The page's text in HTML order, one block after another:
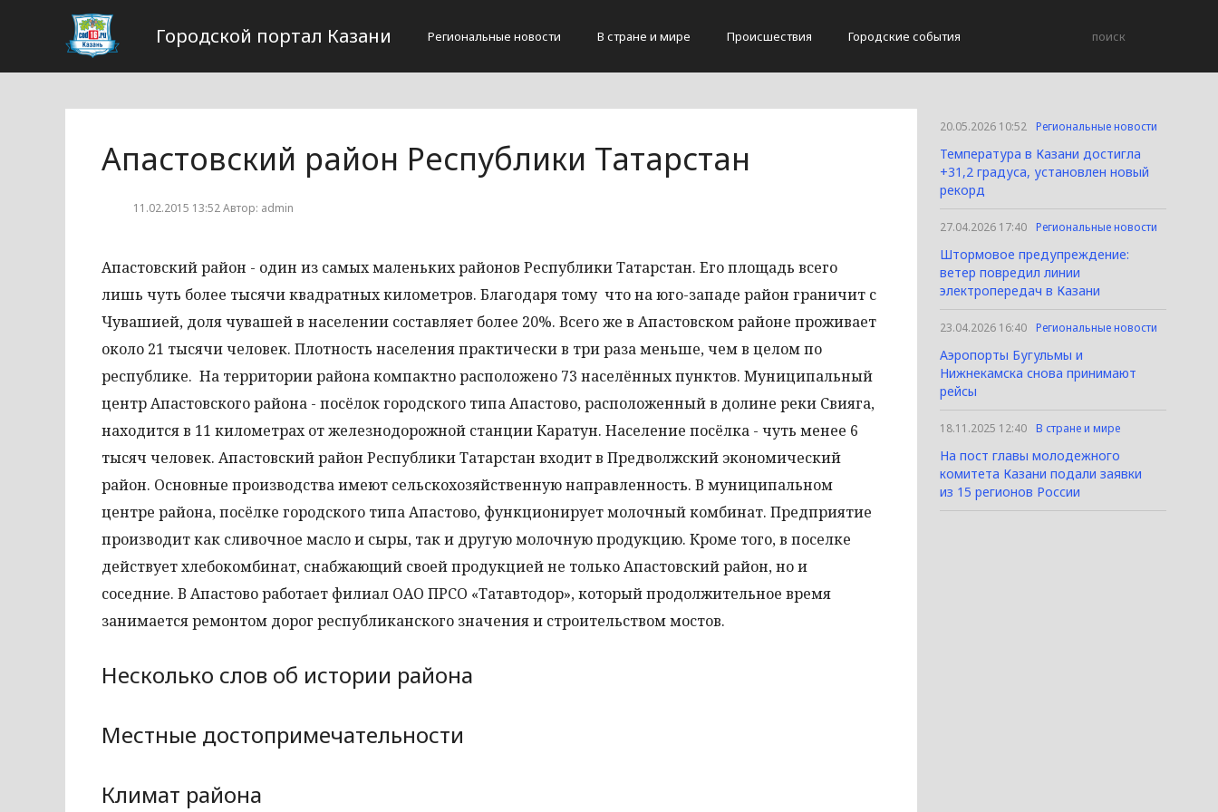
Городской портал Казани Региональные новости В стране и мире Происшествия Городские события
Апастовский район Республики Татарстан
11.02.2015 13:52 Автор: admin
Апастовский район - один из самых маленьких районов Республики Татарстан. Его площадь всего
лишь чуть более тысячи квадратных километров. Благодаря тому что на юго-западе район граничит с
Чувашией, доля чувашей в населении составляет более 20%. Всего же в Апастовском районе проживает
около 21 тысячи человек. Плотность населения практически в три раза меньше, чем в целом по
республике. На территории района компактно расположено 73 населённых пунктов. Муниципальный
центр Апастовского района - посёлок городского типа Апастово, расположенный в долине реки Свияга,
находится в 11 километрах от железнодорожной станции Каратун. Население посёлка - чуть менее 6
тысяч человек. Апастовский район Республики Татарстан входит в Предволжский экономический
район. Основные производства имеют сельскохозяйственную направленность. В муниципальном
центре района, посёлке городского типа Апастово, функционирует молочный комбинат. Предприятие
производит как сливочное масло и сыры, так и другую молочную продукцию. Кроме того, в поселке
действует хлебокомбинат, снабжающий своей продукцией не только Апастовский район, но и
соседние. В Апастово работает филиал ОАО ПРСО «Татавтодор», который продолжительное время
занимается ремонтом дорог республиканского значения и строительством мостов.
Несколько слов об истории района
Местные достопримечательности
Климат района
20.05.2026 10:52 Региональные новости
Температура в Казани достигла
+31,2 градуса, установлен новый
рекорд
27.04.2026 17:40 Региональные новости
Штормовое предупреждение:
ветер повредил линии
электропередач в Казани
23.04.2026 16:40 Региональные новости
Аэропорты Бугульмы и
Нижнекамска снова принимают
рейсы
18.11.2025 12:40 В стране и мире
На пост главы молодежного
комитета Казани подали заявки
из 15 регионов России